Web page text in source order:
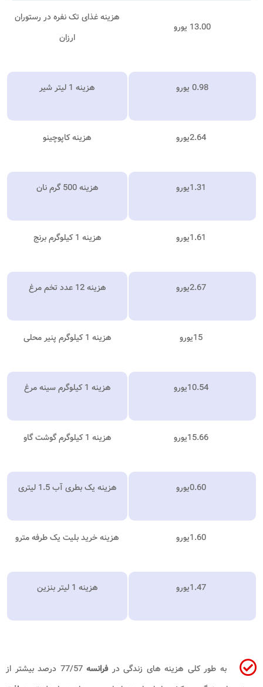
13.00 یورو
هزینه غذای تک نفره در رستوران
ارزان
0.98 یورو هزینه 1 لیتر شیر
2.64یورو هزینه کاپوچینو
1.31یورو هزینه 500 گرم نان
1.61یورو هزینه 1 کیلوگرم برنج
2.67یورو هزینه 12 عدد تخم مرغ
15یورو هزینه 1 کیلوگرم پنیر محلی
10.54یورو هزینه 1 کیلوگرم سینه مرغ
15.66یورو هزینه 1 کیلوگرم گوشت گاو
0.60یورو هزینه یک بطری آب 1.5 لیتری
1.60یورو هزینه خرید بلیت یک طرفه مترو
1.47یورو هزینه 1 لیتر بنزین
به طور کلی هزینه های زندگی درفرانسه
77/57 درصد بیشتر از